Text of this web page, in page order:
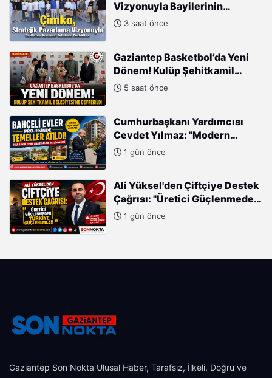
Vizyonuyla Bayilerinin
Kurumsal Gelişimini
3 saat önce
Gaziantep Basketbol’da Yeni
Dönem! Kulüp Şehitkamil
Belediyesi’ne Devredildi
5 saat önce
Cumhurbaşkanı Yardımcısı
Cevdet Yılmaz: "Modern
Türkiye'nin İmarında
1 gün önce
Ali Yüksel'den Çiftçiye Destek
Çağrısı: "Üretici Güçlenmeden
Türkiye Güçlenemez!"
1 gün önce
Gaziantep Son Nokta Ulusal Haber, Tarafsız, İlkeli, Doğru ve